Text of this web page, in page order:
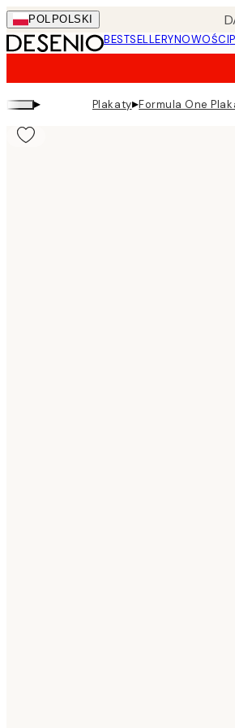
Skip
to
main
POL POLSKI
BESTSELLERYNOWOŚCI
▸ Plakaty▸Formula One